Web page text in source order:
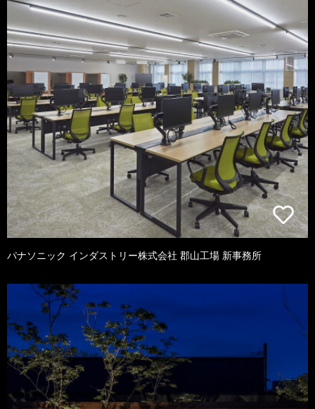
パナソニック インダストリー株式会社 郡山工場 新事務所